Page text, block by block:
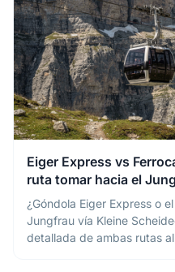
Eiger Express vs
ruta tomar hacia el
¿Góndola Eiger Express o
Jungfrau vía Kleine
detallada de ambas rutas